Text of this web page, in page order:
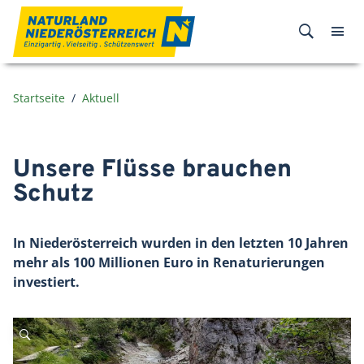
Zum Inhalt
Startseite Aktuell
Unsere Flüsse brauchen
Schutz
In Niederösterreich wurden in den letzten 10 Jahren
mehr als 100 Millionen Euro in Renaturierungen
investiert.